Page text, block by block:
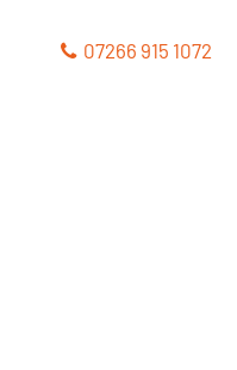
07266 915 1072